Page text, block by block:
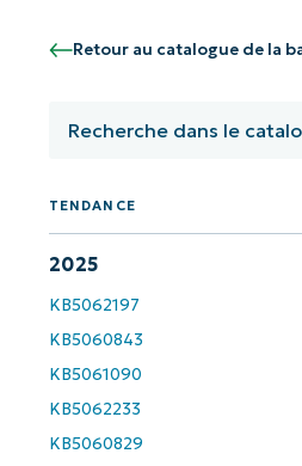
Retour au catalogue de la
TENDANCE
2025
KB5062197
KB5060843
KB5061090
KB5062233
KB5060829
pilotées par l'IA
name*
email*
Phone
name*